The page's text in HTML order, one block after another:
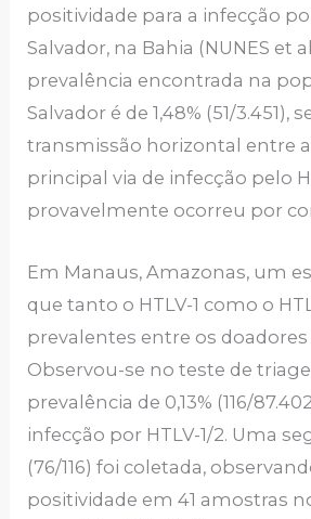
positividade para a infecção
Salvador, na Bahia (NUNES et
prevalência encontrada na
Salvador é de 1,48% (51/3.451),
transmissão horizontal entre
principal via de infecção pelo
provavelmente ocorreu por
Em Manaus, Amazonas, um
que tanto o HTLV-1 como o
prevalentes entre os doadores
Observou-se no teste de
prevalência de 0,13% (116/
infecção por HTLV-1/2. Uma
(76/116) foi coletada,
positividade em 41 amostras